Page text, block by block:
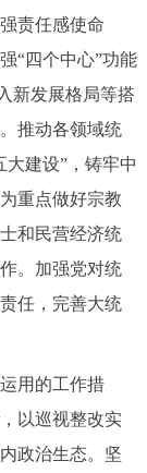
回到顶部
责任感使命
“四个中心”功能
新发展格局等搭
推动各领域统
建设”，铸牢中
重点做好宗教
和民营经济统
。加强党对统
任，完善大统
用的工作措
以巡视整改实
政治生态。坚